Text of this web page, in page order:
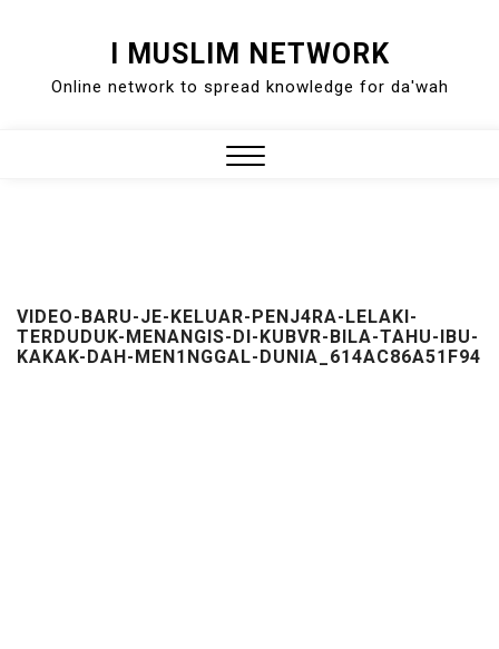
content
I MUSLIM NETWORK
Online network to spread knowledge for da'wah
VIDEO-BARU-JE-KELUAR-PENJ4RA-LELAKI-
TERDUDUK-MENANGIS-DI-KUBVR-BILA-TAHU-IBU-
KAKAK-DAH-MEN1NGGAL-DUNIA_614AC86A51F94